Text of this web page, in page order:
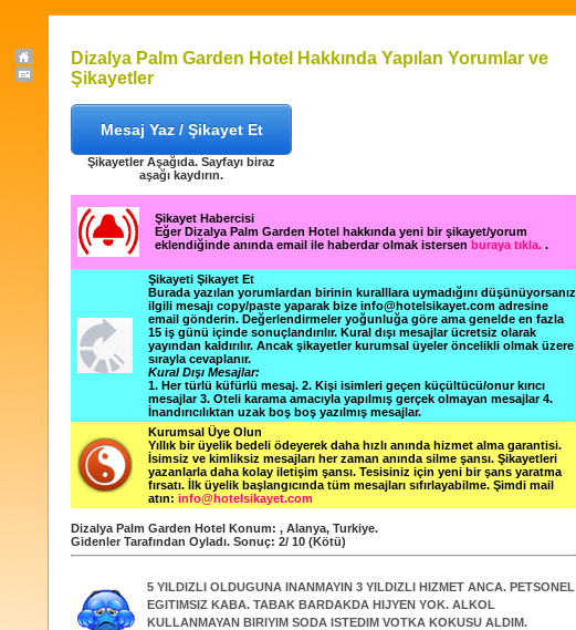
Dizalya Palm Garden Hotel Hakkında Yapılan Yorumlar ve
Şikayetler
Mesaj Yaz / Şikayet Et
Şikayetler Aşağıda. Sayfayı biraz
aşağı kaydırın.
Şikayet Habercisi
Eğer Dizalya Palm Garden Hotel hakkında yeni bir şikayet/yorum
eklendiğinde anında email ile haberdar olmak istersen buraya tıkla. .
Şikayeti Şikayet Et
Burada yazılan yorumlardan birinin kuralllara uymadığını düşünüyorsanız
ilgili mesajı copy/paste yaparak bize info@hotelsikayet.com adresine
email gönderin. Değerlendirmeler yoğunluğa göre ama genelde en fazla
15 iş günü içinde sonuçlandırılır. Kural dışı mesajlar ücretsiz olarak
yayından kaldırılır. Ancak şikayetler kurumsal üyeler öncelikli olmak üzere
sırayla cevaplanır.
Kural Dışı Mesajlar:
1. Her türlü küfürlü mesaj. 2. Kişi isimleri geçen küçültücü/onur kırıcı
mesajlar 3. Oteli karama amacıyla yapılmış gerçek olmayan mesajlar 4.
İnandırıcılıktan uzak boş boş yazılmış mesajlar.
Kurumsal Üye Olun
Yıllık bir üyelik bedeli ödeyerek daha hızlı anında hizmet alma garantisi.
İsimsiz ve kimliksiz mesajları her zaman anında silme şansı. Şikayetleri
yazanlarla daha kolay iletişim şansı. Tesisiniz için yeni bir şans yaratma
fırsatı. İlk üyelik başlangıcında tüm mesajları sıfırlayabilme. Şimdi mail
atın: info@hotelsikayet.com
Dizalya Palm Garden Hotel Konum: , Alanya, Turkiye.
Gidenler Tarafından Oyladı. Sonuç: 2/ 10 (Kötü)
5 YILDIZLI OLDUGUNA INANMAYIN 3 YILDIZLI HIZMET ANCA. PETSONEL
EGITIMSIZ KABA. TABAK BARDAKDA HIJYEN YOK. ALKOL
KULLANMAYAN BIRIYIM SODA ISTEDIM VOTKA KOKUSU ALDIM.